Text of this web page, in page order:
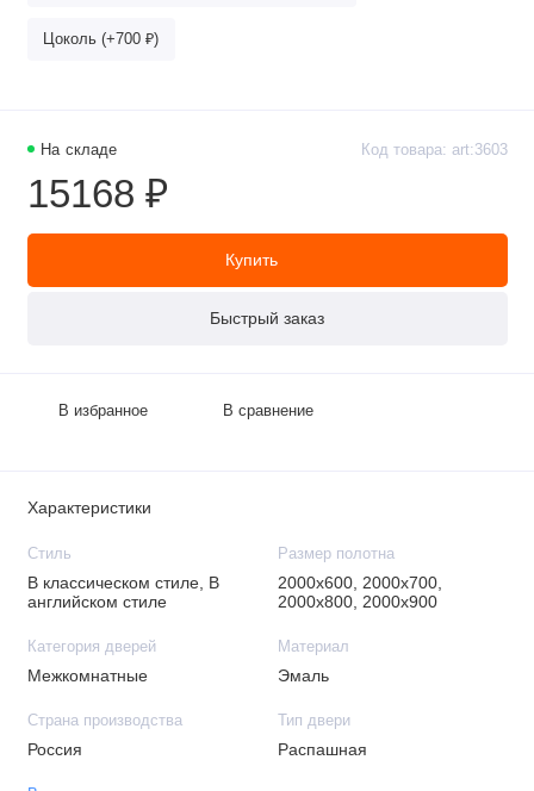
На складе Код товара: art:3603
15168 ₽
Купить
Быстрый заказ
В избранное В сравнение
Цоколь (+700 ₽)
Характеристики
Стиль
В классическом стиле, В
английском стиле
Размер полотна
2000х600, 2000х700,
2000х800, 2000х900
Категория дверей
Межкомнатные
Материал
Эмаль
Страна производства
Россия
Тип двери
Распашная